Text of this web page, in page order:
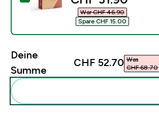
War CHF 46.90‎
Spare CHF 15.00‎
Deine
Summe
CHF 52.70‎ Was
CHF 68.70‎